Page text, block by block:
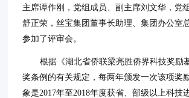
主席谭作刚，党组成员、副主席刘文华，党
舒正荣，丝宝集团董事长助理、集团办公室
参加了评审会。
根据《湖北省侨联梁亮胜侨界科技奖励
奖条例的有关规定，每两年颁发一次该项奖
象是2017年至2018年度获省、部级以上科技